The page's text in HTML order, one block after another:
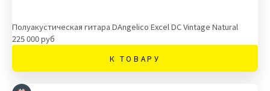
Полуакустическая гитара DAngelico Excel DC Vintage Natural
225 000 руб
К ТОВАРУ